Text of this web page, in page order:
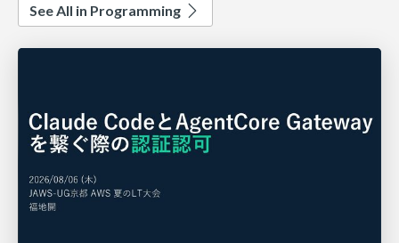
See All in Programming